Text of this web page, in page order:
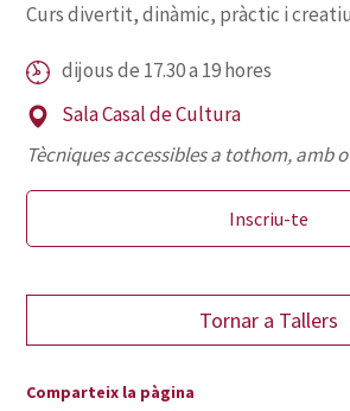
Curs divertit, dinàmic, pràctic i creatiu
dijous de 17.30 a 19 hores
Sala Casal de Cultura
Tècniques accessibles a tothom, amb
Inscriu-te